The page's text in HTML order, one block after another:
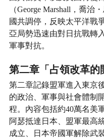
（George Marshall，喬治
國共調停，反映太平洋戰
亞局勢迅速由對日抗戰轉
軍事對抗。
第二章「占領改革的
第二章記錄盟軍進入東京
的政治、軍事與社會體制
程。內容包括約40萬名美
阿瑟抵達日本、盟軍最高
成立、日本帝國軍解除武